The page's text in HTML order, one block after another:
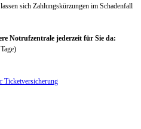
sich Zahlungskürzungen im Schadenfall
Notrufzentrale jederzeit für Sie da:
Ticketversicherung